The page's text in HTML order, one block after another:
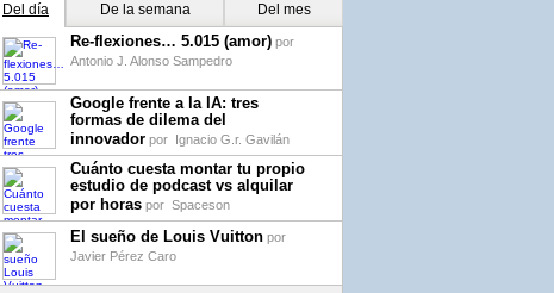
Del día De la semana Del mes
Re-flexiones… 5.015 (amor) por
Antonio J. Alonso Sampedro
Google frente a la IA: tres
formas de dilema del
innovador por Ignacio G.r. Gavilán
Cuánto cuesta montar tu propio
estudio de podcast vs alquilar
por horas por Spaceson
El sueño de Louis Vuitton por
Javier Pérez Caro